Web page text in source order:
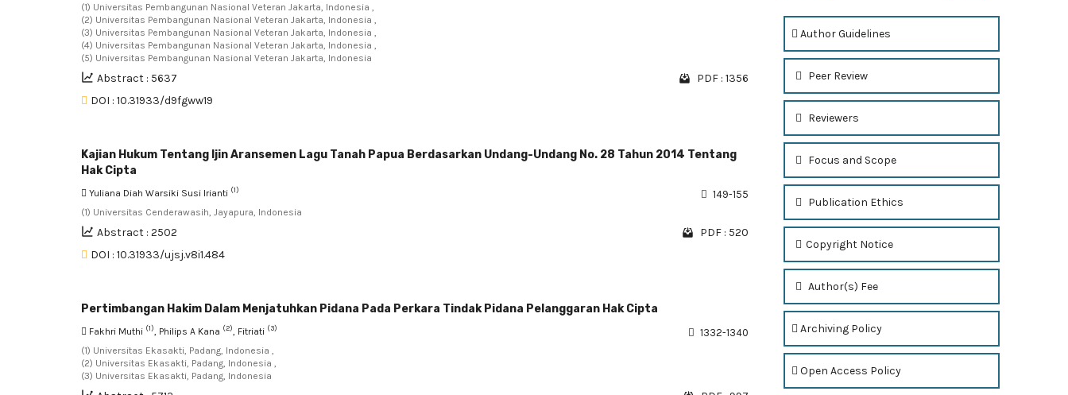
(1) Universitas Pembangunan Nasional Veteran Jakarta, Indonesia ,
(2) Universitas Pembangunan Nasional Veteran Jakarta, Indonesia ,
(3) Universitas Pembangunan Nasional Veteran Jakarta, Indonesia ,
(4) Universitas Pembangunan Nasional Veteran Jakarta, Indonesia ,
(5) Universitas Pembangunan Nasional Veteran Jakarta, Indonesia
Abstract : 5637
PDF : 1356
DOI : 10.31933/d9fgww19
Kajian Hukum Tentang Ijin Aransemen Lagu Tanah Papua Berdasarkan Undang-Undang No. 28 Tahun 2014 Tentang
Hak Cipta
Yuliana Diah Warsiki Susi Irianti (1)
(1) Universitas Cenderawasih, Jayapura, Indonesia
149-155
Abstract : 2502
PDF : 520
DOI : 10.31933/ujsj.v8i1.484
Pertimbangan Hakim Dalam Menjatuhkan Pidana Pada Perkara Tindak Pidana Pelanggaran Hak Cipta
Fakhri Muthi (1), Philips A Kana (2), Fitriati (3)
(1) Universitas Ekasakti, Padang, Indonesia ,
(2) Universitas Ekasakti, Padang, Indonesia ,
(3) Universitas Ekasakti, Padang, Indonesia
1332-1340
Author Guidelines
Peer Review
Reviewers
Focus and Scope
Publication Ethics
Copyright Notice
Author(s) Fee
Archiving Policy
Open Access Policy